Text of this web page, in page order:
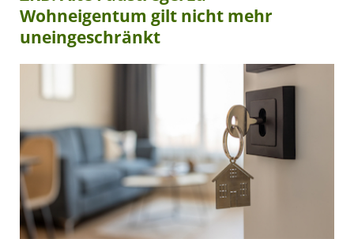
Wohneigentum gilt nicht mehr
uneingeschränkt